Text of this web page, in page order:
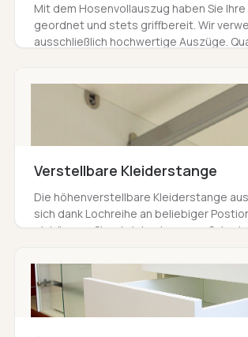
Mit dem Hosenvollauszug haben Sie
geordnet und stets griffbereit. Wir
ausschließlich hochwertige Auszüge.
Verstellbare Kleiderstange
Die höhenverstellbare Kleiderstange
sich dank Lochreihe an beliebiger
einhängen. Sie wird durch unsere